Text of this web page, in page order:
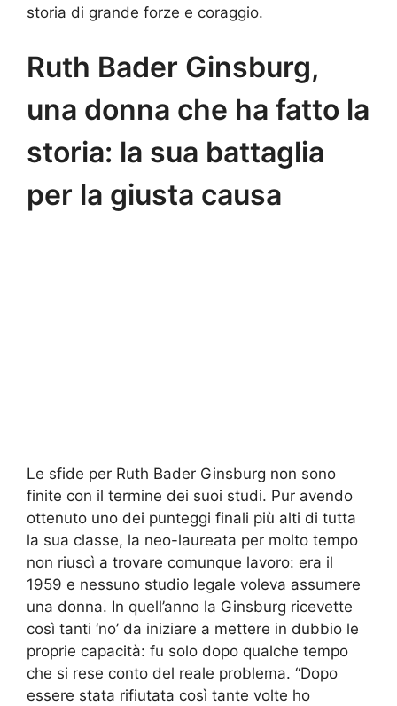
storia di grande forze e coraggio.
Ruth Bader Ginsburg,
una donna che ha fatto la
storia: la sua battaglia
per la giusta causa
Le sfide per Ruth Bader Ginsburg non sono
finite con il termine dei suoi studi. Pur avendo
ottenuto uno dei punteggi finali più alti di tutta
la sua classe, la neo-laureata per molto tempo
non riuscì a trovare comunque lavoro: era il
1959 e nessuno studio legale voleva assumere
una donna. In quell’anno la Ginsburg ricevette
così tanti ‘no’ da iniziare a mettere in dubbio le
proprie capacità: fu solo dopo qualche tempo
che si rese conto del reale problema. “Dopo
essere stata rifiutata così tante volte ho